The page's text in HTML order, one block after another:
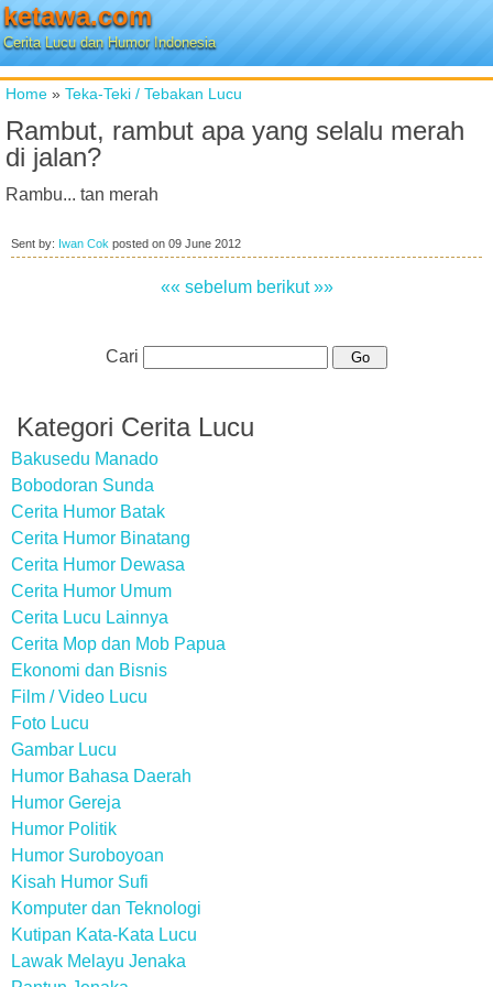
ketawa.com
Cerita Lucu dan Humor Indonesia
Home » Teka-Teki / Tebakan Lucu
Rambut, rambut apa yang selalu merah
di jalan?
Rambu... tan merah
Sent by: Iwan Cok posted on 09 June 2012
«« sebelum berikut »»
Cari
Kategori Cerita Lucu
Bakusedu Manado
Bobodoran Sunda
Cerita Humor Batak
Cerita Humor Binatang
Cerita Humor Dewasa
Cerita Humor Umum
Cerita Lucu Lainnya
Cerita Mop dan Mob Papua
Ekonomi dan Bisnis
Film / Video Lucu
Foto Lucu
Gambar Lucu
Humor Bahasa Daerah
Humor Gereja
Humor Politik
Humor Suroboyoan
Kisah Humor Sufi
Komputer dan Teknologi
Kutipan Kata-Kata Lucu
Lawak Melayu Jenaka